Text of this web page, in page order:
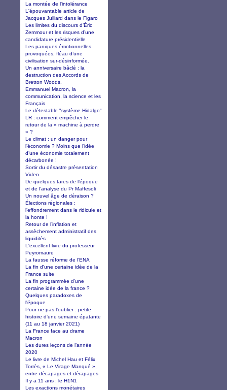
La montée de l'intolérance
L'épouvantable article de
Jacques Julliard dans le Figaro
Les limites du discours d’Éric
Zemmour et les risques d’une
candidature présidentielle
Les paniques émotionnelles
provoquées, fléau d’une
civilisation sur-désinformée.
Un anniversaire bâclé : la
destruction des Accords de
Bretton Woods.
Emmanuel Macron, la
communication, la science et les
Français
Le détestable "système Hidalgo"
LR : comment empêcher le
retour de la « machine à perdre
» ?
Le climat : un danger pour
l’économie ? Moins que l’idée
d’une économie totalement
décarbonée !
Sortir du désastre présentation
Video
De quelques tares de l’époque
et de l’analyse du Pr Maffesoli
Un nouvel âge de déraison ?
Élections régionales :
l’effondrement dans le ridicule et
la honte !
Retour de l’inflation et
assèchement administratif des
liquidités
L'excellent livre du professeur
Peyromaure
La fausse réforme de l’ENA
La fin d'une certaine idée de la
France suite
La fin programmée d'une
certaine idée de la france ?
Quelques paradoxes de
l'époque
Pour ne pas l'oublier : petite
histoire d'une semaine épatante
(11 au 18 janvier 2021)
La France face au drame
Macron
Les dures leçons de l’année
2020
Le livre de Michel Hau et Félix
Torrès, « Le Virage Manqué »,
entre décapages et dérapages
Il y a 11 ans : le H1N1
Les exactions monétaires